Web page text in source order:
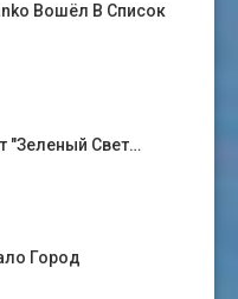
Вошёл В Список
"зеленый Свет…
Город